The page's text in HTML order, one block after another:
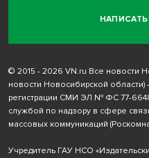
© 2015 - 2026 VN.ru Все новости
новости Новосибирской
регистрации СМИ ЭЛ № ФС 77-
службой по надзору в сфере
массовых коммуникаций
Учредитель ГАУ НСО